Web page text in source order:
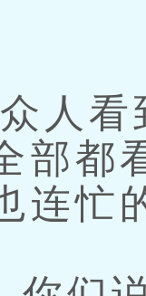
人看
部都
连忙